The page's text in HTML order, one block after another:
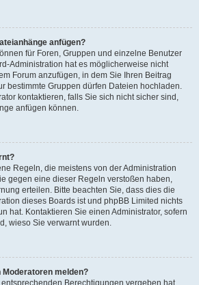
anfügen?
für Foren, Gruppen und einzelne Benutzer
Administration hat es möglicherweise nicht
Forum anzufügen, in dem Sie Ihren Beitrag
bestimmte Gruppen dürfen Dateien hochladen.
kontaktieren, falls Sie sich nicht sicher sind,
anfügen können.
Regeln, die meistens von der Administration
gegen eine dieser Regeln verstoßen haben,
erteilen. Bitte beachten Sie, dass dies die
dieses Boards ist und phpBB Limited nichts
hat. Kontaktieren Sie einen Administrator, sofern
wieso Sie verwarnt wurden.
melden?
Berechtigungen vergeben hat,